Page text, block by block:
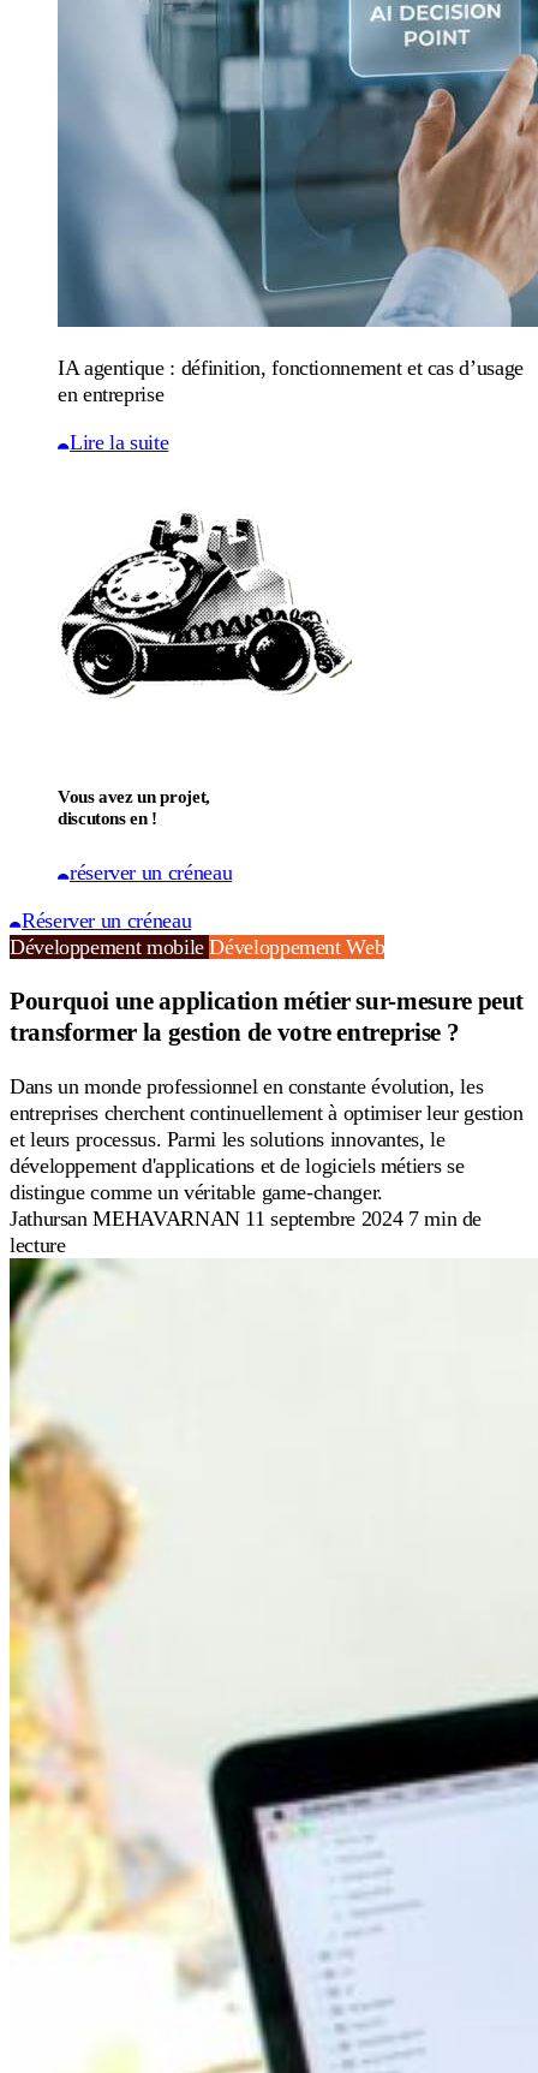
IA agentique : définition, fonctionnement et cas d’usage
en entreprise
Lire la suite
Vous avez un projet,
discutons en !
réserver un créneau
Réserver un créneau
Développement mobileDéveloppement Web
Pourquoi une application métier sur-mesure peut
transformer la gestion de votre entreprise ?
Dans un monde professionnel en constante évolution, les
entreprises cherchent continuellement à optimiser leur gestion
et leurs processus. Parmi les solutions innovantes, le
développement d'applications et de logiciels métiers se
distingue comme un véritable game-changer.
Jathursan MEHAVARNAN 11 septembre 2024 7 min de
lecture